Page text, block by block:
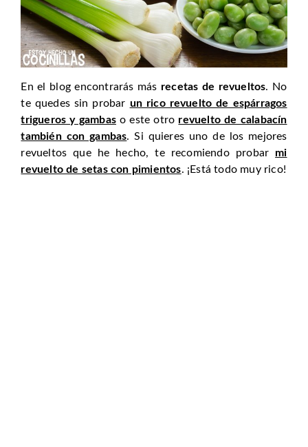
En el blog encontrarás más recetas de revueltos. No
te quedes sin probar un rico revuelto de espárragos
trigueros y gambaso este otro revuelto de calabacín
también con gambas. Si quieres uno de los mejores
revueltos que he hecho, te recomiendo probar mi
revuelto de setas con pimientos. ¡Está todo muy rico!